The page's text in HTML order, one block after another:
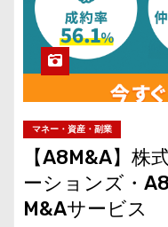
マネー・資産・副業
【A8M&A】株
ーションズ・
M&Aサービス